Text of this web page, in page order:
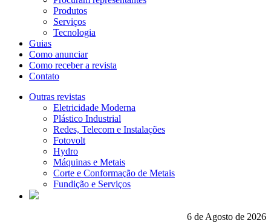
Produtos
Serviços
Tecnologia
Guias
Como anunciar
Como receber a revista
Contato
Outras revistas
Eletricidade Moderna
Plástico Industrial
Redes, Telecom e Instalações
Fotovolt
Hydro
Máquinas e Metais
Corte e Conformação de Metais
Fundição e Serviços
6 de Agosto de 2026